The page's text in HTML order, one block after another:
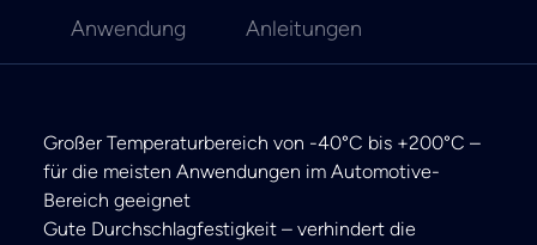
Anwendung
Anleitungen
Großer Temperaturbereich von -40°C bis +200°C –
für die meisten Anwendungen im Automotive-
Bereich geeignet
Gute Durchschlagfestigkeit – verhindert die